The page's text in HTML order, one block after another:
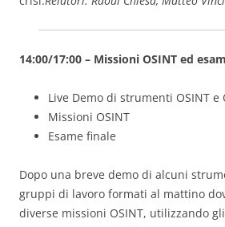
14:00/17:00 – Missioni OSINT ed
Live Demo di strumenti OSINT e
Missioni OSINT
Esame finale
Dopo una breve demo di alcuni
gruppi di lavoro formati al mattino
diverse missioni OSINT, utilizzando